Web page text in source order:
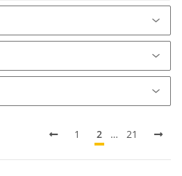
1 2 … 21